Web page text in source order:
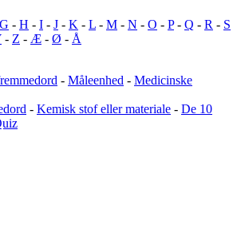
G - H - I - J - K - L - M - N - O - P- Q - R - S
- Z - Æ - Ø - Å
- Måleenhed - Medicinske
- Kemisk stof eller materiale - De 10